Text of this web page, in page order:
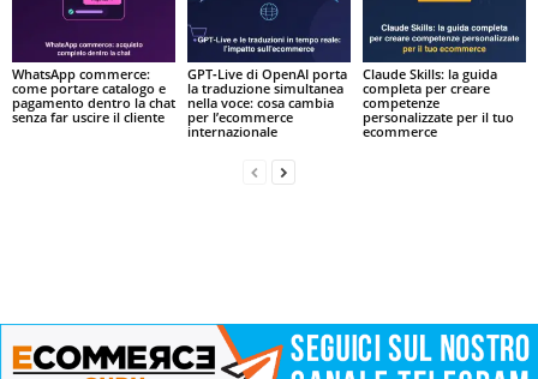
WhatsApp commerce:
come portare catalogo e
pagamento dentro la chat
senza far uscire il cliente
GPT‑Live di OpenAI porta
la traduzione simultanea
nella voce: cosa cambia
per l’ecommerce
internazionale
Claude Skills: la guida
completa per creare
competenze
personalizzate per il tuo
ecommerce